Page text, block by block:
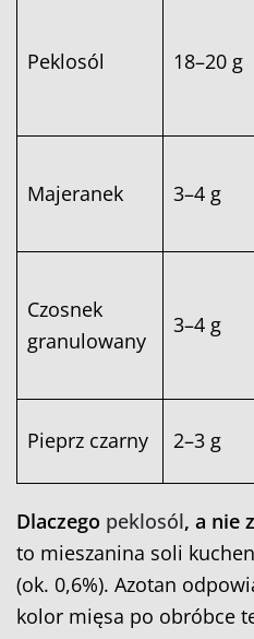
Peklosól 18–20 g
Majeranek 3–4 g
Czosnek
granulowany
3–4 g
Pieprz czarny 2–3 g
Dlaczego peklosól, a nie
to mieszanina soli
(ok. 0,6%). Azotan
kolor mięsa po obróbce